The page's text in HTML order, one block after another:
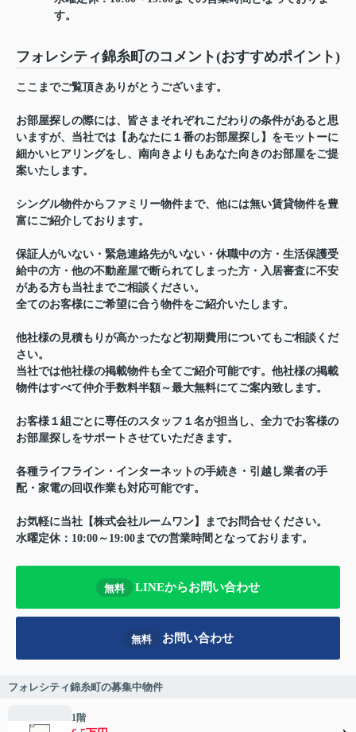
す。
フォレシティ錦糸町のコメント(おすすめポイント)
ここまでご覧頂きありがとうございます。
お部屋探しの際には、皆さまそれぞれこだわりの条件があると思
いますが、当社では【あなたに１番のお部屋探し】をモットーに
細かいヒアリングをし、南向きよりもあなた向きのお部屋をご提
案いたします。
シングル物件からファミリー物件まで、他には無い賃貸物件を豊
富にご紹介しております。
保証人がいない・緊急連絡先がいない・休職中の方・生活保護受
給中の方・他の不動産屋で断られてしまった方・入居審査に不安
がある方も当社までご相談ください。
全てのお客様にご希望に合う物件をご紹介いたします。
他社様の見積もりが高かったなど初期費用についてもご相談くだ
さい。
当社では他社様の掲載物件も全てご紹介可能です。他社様の掲載
物件はすべて仲介手数料半額～最大無料にてご案内致します。
お客様１組ごとに専任のスタッフ１名が担当し、全力でお客様の
お部屋探しをサポートさせていただきます。
各種ライフライン・インターネットの手続き・引越し業者の手
配・家電の回収作業も対応可能です。
お気軽に当社【株式会社ルームワン】までお問合せください。
水曜定休：10:00～19:00までの営業時間となっております。
無料 LINEからお問い合わせ
無料 お問い合わせ
フォレシティ錦糸町の募集中物件
1階